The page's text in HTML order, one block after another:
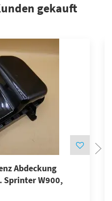
gekauft
Abdeckung
Sprinter W900,